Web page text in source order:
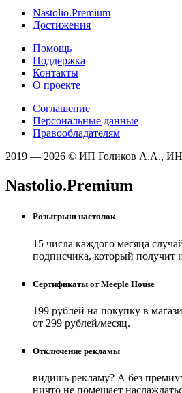
Nastolio.Premium
Достижения
Помощь
Поддержка
Контакты
О проекте
Соглашение
Персональные данные
Правообладателям
2019 — 2026 © ИП Голиков А.А.,
Nastolio.Premium
Розыгрыш настолок
15 числа каждого месяца
подписчика, который получит
Сертификаты от Meeple House
199 рублей на покупку в
от 299 рублей/месяц.
Отключение рекламы
видишь рекламу? А без
ничто не помешает